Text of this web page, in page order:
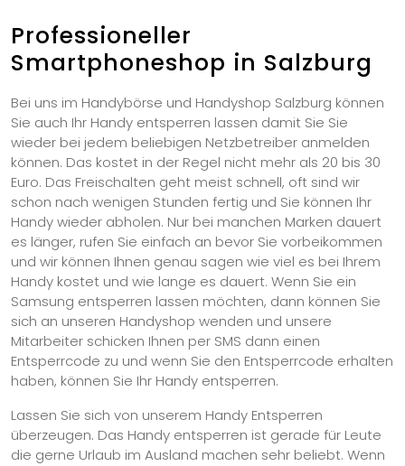
Professioneller
Smartphoneshop in Salzburg
Bei uns im Handybörse und Handyshop Salzburg können
Sie auch Ihr Handy entsperren lassen damit Sie Sie
wieder bei jedem beliebigen Netzbetreiber anmelden
können. Das kostet in der Regel nicht mehr als 20 bis 30
Euro. Das Freischalten geht meist schnell, oft sind wir
schon nach wenigen Stunden fertig und Sie können Ihr
Handy wieder abholen. Nur bei manchen Marken dauert
es länger, rufen Sie einfach an bevor Sie vorbeikommen
und wir können Ihnen genau sagen wie viel es bei Ihrem
Handy kostet und wie lange es dauert. Wenn Sie ein
Samsung entsperren lassen möchten, dann können Sie
sich an unseren Handyshop wenden und unsere
Mitarbeiter schicken Ihnen per SMS dann einen
Entsperrcode zu und wenn Sie den Entsperrcode erhalten
haben, können Sie Ihr Handy entsperren.
Lassen Sie sich von unserem Handy Entsperren
überzeugen. Das Handy entsperren ist gerade für Leute
die gerne Urlaub im Ausland machen sehr beliebt. Wenn